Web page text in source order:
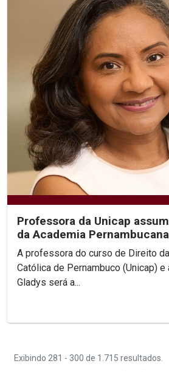
Professora da Unicap
da Academia
Trabalho
A professora do curso de Direito
Católica de Pernambuco (Unicap) e
Gladys será a...
Exibindo 281 - 300 de 1.715 resultados.